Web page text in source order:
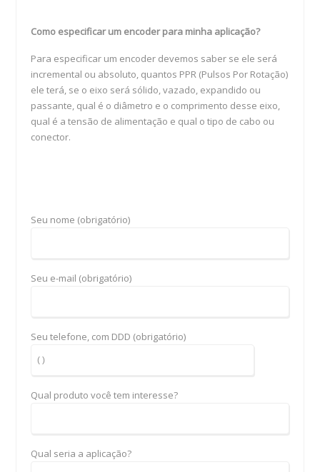
Como especificar um encoder para minha aplicação?
Para especificar um encoder devemos saber se ele será
incremental ou absoluto, quantos PPR (Pulsos Por Rotação)
ele terá, se o eixo será sólido, vazado, expandido ou
passante, qual é o diâmetro e o comprimento desse eixo,
qual é a tensão de alimentação e qual o tipo de cabo ou
conector.
Seu nome (obrigatório)
Seu e-mail (obrigatório)
Seu telefone, com DDD (obrigatório)
Qual produto você tem interesse?
Qual seria a aplicação?